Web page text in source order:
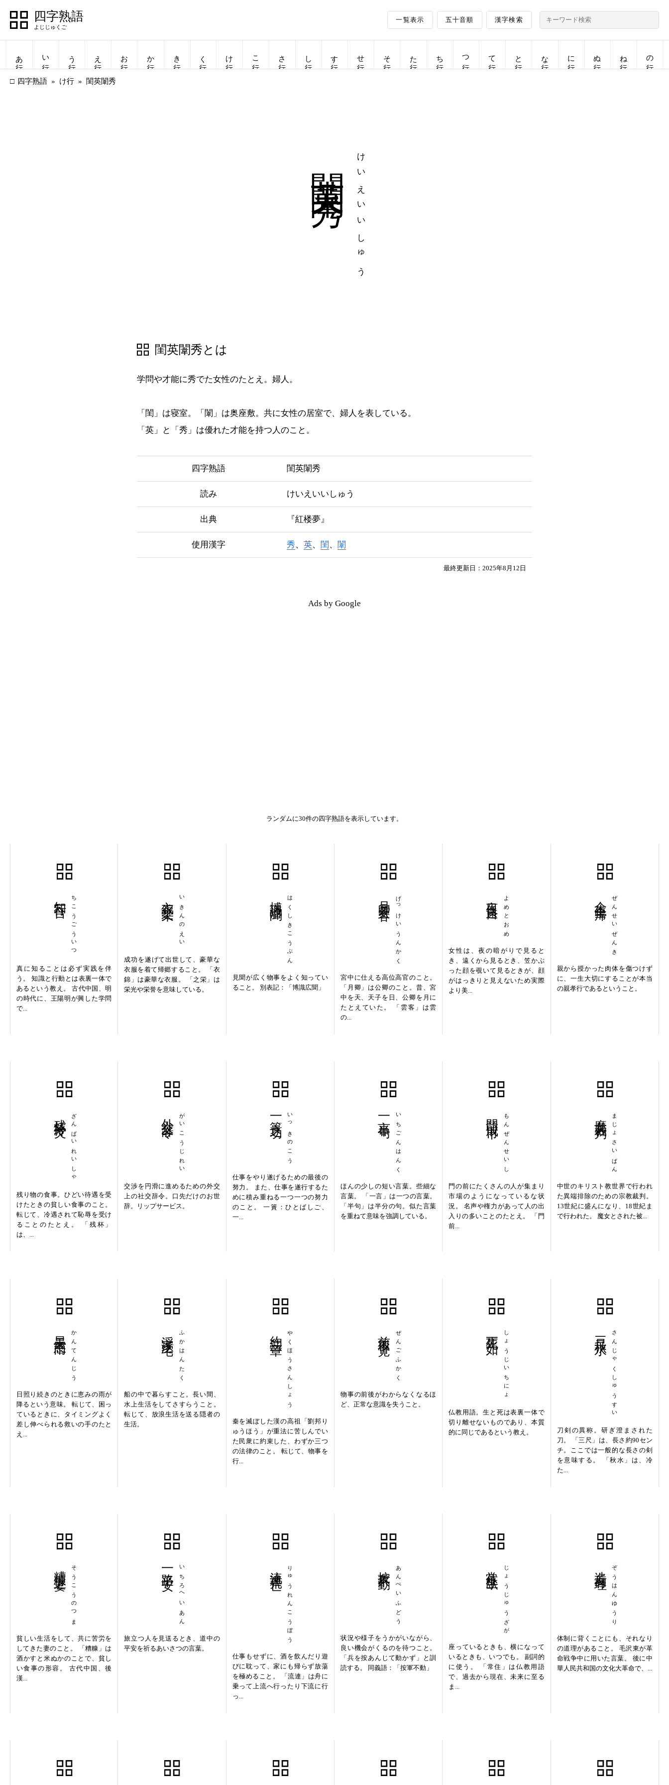
四字熟語 一覧表示 五十音順 漢字検索
あ行 い行 う行 え行 お行 か行 き行 く行 け行 こ行 さ行 し行 す行 せ行 そ行 た行 ち行 つ行 て行 と行 な行 に行 ぬ行 ね行 の行
四字熟語 け行 閨英闈秀
けいえいいしゅう
閨英闈秀とは
学問や才能に秀でた女性のたとえ。婦人。
「閨」は寝室。「闈」は奥座敷。共に女性の居室で、婦人を表している。
「英」と「秀」は優れた才能を持つ人のこと。
四字熟語 閨英闈秀
読み けいえいいしゅう
出典 『紅楼夢』
使用漢字 秀、 英、 閨 、 闈
最終更新日：2025年8月12日
Ads by Google
ランダムに30件の四字熟語を表示しています。
ちこうごういつ
真に知ることは必ず実践を伴
う。 知識と行動とは表裏一体で
あるという教え。 古代中国、明
の時代に、王陽明が興した学問
で...
いきんのえい
成功を遂げて出世して、豪華な
衣服を着て帰郷すること。 「衣
錦」は豪華な衣服。 「之栄」は
栄光や栄誉を意味している。
はくしきこうぶん
見聞が広く物事をよく知ってい
ること。 別表記：「博識広聞」
げっけいうんかく
宮中に仕える高位高官のこと。
「月卿」は公卿のこと。昔、宮
中を天、天子を日、公卿を月に
たとえていた。 「雲客」は雲
の...
よめとおめ
女性は、夜の暗がりで見ると
き、遠くから見るとき、笠かぶ
った顔を覗いて見るときが、顔
がはっきりと見えないため実際
より美...
ぜんせいぜんき
親から授かった肉体を傷つけず
に、一生大切にすることが本当
の親孝行であるということ。
ざんぱいれいしゃ
残り物の食事。ひどい待遇を受
けたときの貧しい食事のこと。
転じて、冷遇されて恥辱を受け
ることのたとえ。 「残杯」
は、...
がいこうじれい
交渉を円滑に進めるための外交
上の社交辞令。口先だけのお世
辞。リップサービス。
いっきのこう
一簣之功
仕事をやり遂げるための最後の
努力。 また、仕事を遂行するた
めに積み重ねる一つ一つの努力
のこと。 一簣：ひとばしご、
一...
いちごんはんく
一言半句
ほんの少しの短い言葉。些細な
言葉。 「一言」は一つの言葉。
「半句」は半分の句。似た言葉
を重ねて意味を強調している。
もんぜんせいし
門の前にたくさんの人が集まり
市場のようになっているな状
況。 名声や権力があって人の出
入りの多いことのたとえ。 「門
前...
まじょさいばん
中世のキリスト教世界で行われ
た異端排除のための宗教裁判。
13世紀に盛んになり、18世紀ま
で行われた。 魔女とされた被...
かんてんじう
日照り続きのときに恵みの雨が
降るという意味。 転じて、困っ
ているときに、タイミングよく
差し伸べられる救いの手のたと
え...
ふかはんたく
船の中で暮らすこと。長い間、
水上生活をしてさすらうこと。
転じて、放浪生活を送る隠者の
生活。
やくほうさんしょう
秦を滅ぼした漢の高祖「劉邦り
ゅうほう」が重法に苦しんでい
た民衆に約束した、わずか三つ
の法律のこと。 転じて、物事を
行...
ぜんごふかく
物事の前後がわからなくなるほ
ど、正常な意識を失うこと。
しょうじいちにょ
仏教用語。生と死は表裏一体で
切り離せないものであり、本質
的に同じであるという教え。
さんじゃくしゅうすい
刀剣の異称。研ぎ澄まされた
刀。 「三尺」は、長さ約90セン
チ。ここでは一般的な長さの剣
を意味する。 「秋水」は、冷
た...
そうこうのつま
貧しい生活をして、共に苦労を
してきた妻のこと。 「糟糠」は
酒かすと米ぬかのことで、貧し
い食事の形容。 古代中国、後
漢...
いちろへいあん
一路平安
旅立つ人を見送るとき、道中の
平安を祈るあいさつの言葉。
りゅうれんこうぼう
仕事もせずに、酒を飲んだり遊
びに耽って、家にも帰らず放蕩
を極めること。 「流連」は舟に
乗って上流へ行ったり下流に行
っ...
あんぺいふどう
状況や様子をうかがいながら、
良い機会がくるのを待つこと。
「兵を按あんじて動かず」と訓
読する。 同義語：「按軍不動」
じょうじゅうざが
座っているときも、横になって
いるときも、いつでも。 副詞的
に使う。 「常住」は仏教用語
で、過去から現在、未来に至る
ま...
ぞうはんゆうり
体制に背くことにも、それなり
の道理があること。 毛沢東が革
命戦争中に用いた言葉。 後に中
華人民共和国の文化大革命で、...